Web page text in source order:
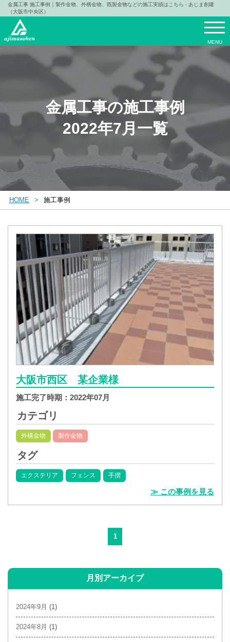
金属工事 施工事例｜製作金物、外構金物、既製金物などの施工実績はこちら - あじま創建
（大阪市中央区）
MENU
金属工事の施工事例
2022年7月一覧
HOME 施工事例
大阪市西区 某企業様
施工完了時期： 2022年07月
カテゴリ
外構金物 製作金物
タグ
エクステリア フェンス 手摺
≫ この事例を見る
1
月別アーカイブ
2024年9月 (1)
2024年8月 (1)